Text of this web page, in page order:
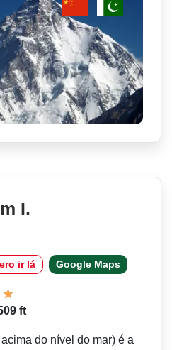
I.
ir lá Google Maps
ft
do nível do mar) é a